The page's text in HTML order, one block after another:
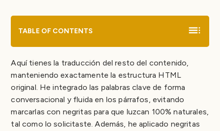
TABLE OF CONTENTS
Reflexiones finales sobre cómo elegir la opción ideal
en Cusco
Aquí tienes la traducción del resto del contenido,
manteniendo exactamente la estructura HTML
original. He integrado las palabras clave de forma
conversacional y fluida en los párrafos, evitando
marcarlas con negritas para que luzcan 100% naturales,
tal como lo solicitaste. Además, he aplicado negritas